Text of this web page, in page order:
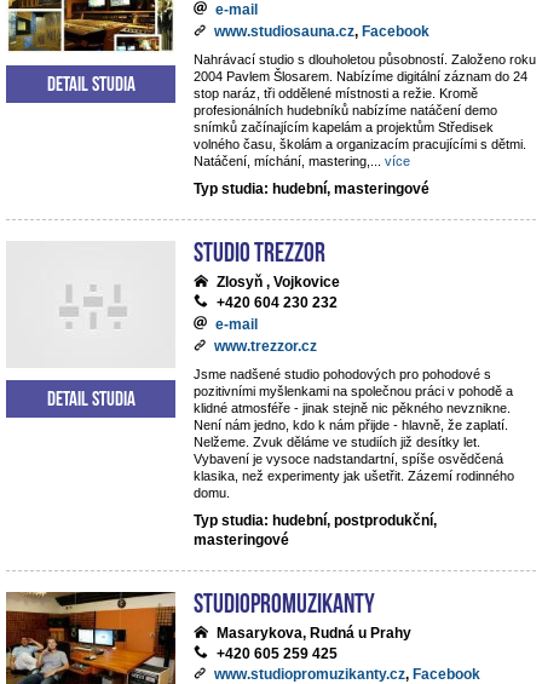
e-mail
www.studiosauna.cz, Facebook
Nahrávací studio s dlouholetou působností. Založeno roku
2004 Pavlem Šlosarem. Nabízíme digitální záznam do 24
stop naráz, tři oddělené místnosti a režie. Kromě
profesionálních hudebníků nabízíme natáčení demo
snímků začínajícím kapelám a projektům Středisek
volného času, školám a organizacím pracujícími s dětmi.
Natáčení, míchání, mastering,
více
Typ studia: hudební, masteringové
Detail studia
STUDIO TREZZOR
Zlosyň , Vojkovice
+420 604 230 232
e-mail
www.trezzor.cz
Jsme nadšené studio pohodových pro pohodové s
pozitivními myšlenkami na společnou práci v pohodě a
klidné atmosféře - jinak stejně nic pěkného nevznikne.
Není nám jedno, kdo k nám přijde - hlavně, že zaplatí.
Nelžeme. Zvuk děláme ve studiích již desítky let.
Vybavení je vysoce nadstandartní, spíše osvědčená
klasika, než experimenty jak ušetřit. Zázemí rodinného
domu.
Typ studia: hudební, postprodukční,
masteringové
Detail studia
StudioPROmuzikanty
Masarykova, Rudná u Prahy
+420 605 259 425
www.studiopromuzikanty.cz, Facebook